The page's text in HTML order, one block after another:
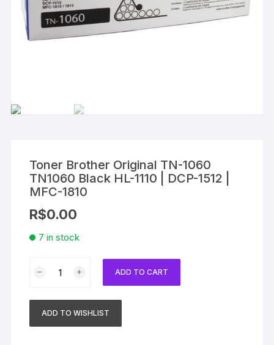
Toner Brother Original TN-1060
TN1060 Black HL-1110 | DCP-1512 |
MFC-1810
R$0.00
7 in stock
Brother
TN-
ADD TO CART
ADD TO WISHLIST